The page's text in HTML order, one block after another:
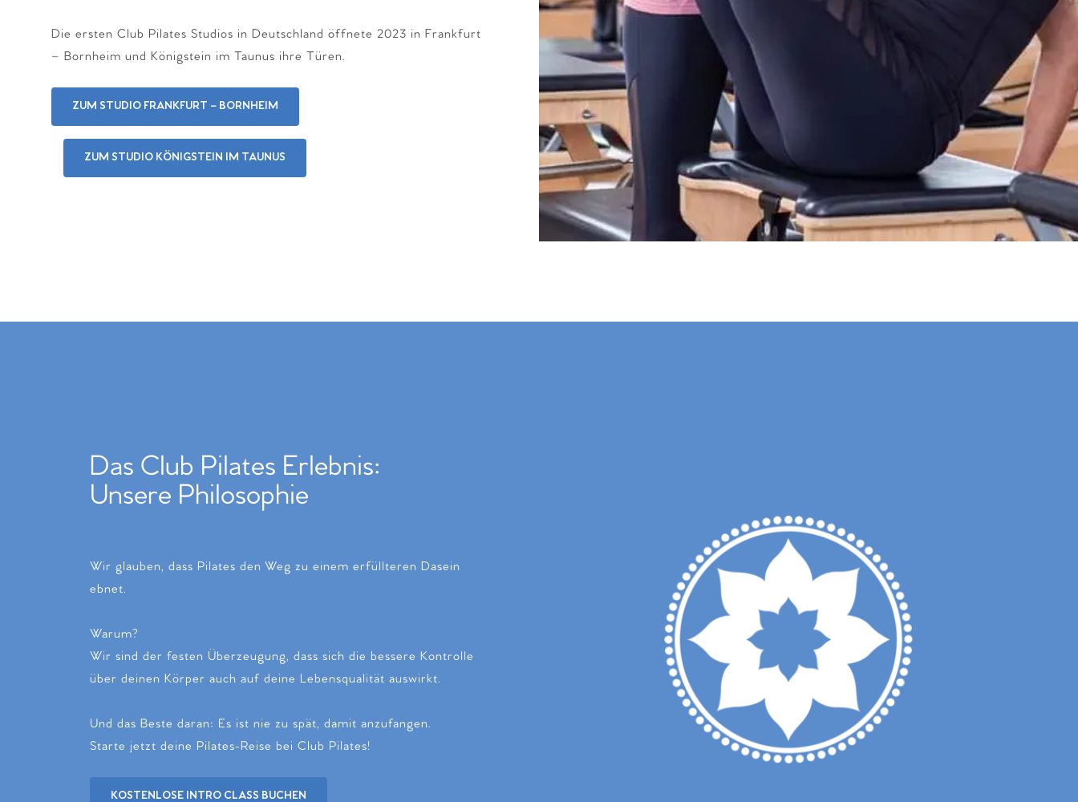
Die ersten Club Pilates Studios in Deutschland öffnete 2023 in Frankfurt
– Bornheim und Königstein im Taunus ihre Türen.
ZUM STUDIO FRANKFURT – BORNHEIM
ZUM STUDIO KÖNIGSTEIN IM TAUNUS
Das Club Pilates Erlebnis:
Unsere Philosophie
Wir glauben, dass Pilates den Weg zu einem erfüllteren Dasein
ebnet.
Warum?
Wir sind der festen Überzeugung, dass sich die bessere Kontrolle
über deinen Körper auch auf deine Lebensqualität auswirkt.
Und das Beste daran: Es ist nie zu spät, damit anzufangen.
Starte jetzt deine Pilates-Reise bei Club Pilates!
KOSTENLOSE INTRO CLASS BUCHEN